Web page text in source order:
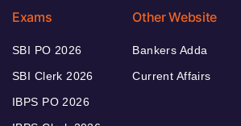
Exams
SBI PO 2026
SBI Clerk 2026
IBPS PO 2026
Other Website
Bankers Adda
Current Affairs